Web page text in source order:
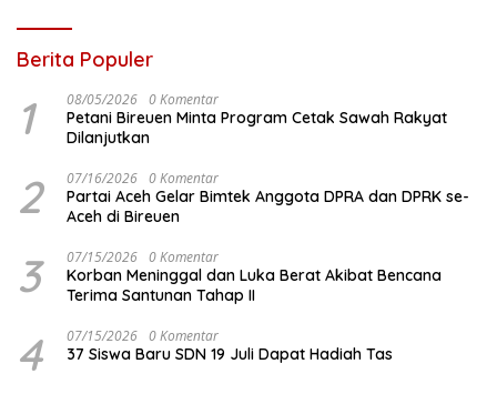
Berita Populer
1 08/05/2026 0 Komentar
Petani Bireuen Minta Program Cetak Sawah Rakyat
Dilanjutkan
2 07/16/2026 0 Komentar
Partai Aceh Gelar Bimtek Anggota DPRA dan DPRK se-
Aceh di Bireuen
3 07/15/2026 0 Komentar
Korban Meninggal dan Luka Berat Akibat Bencana
Terima Santunan Tahap II
4 07/15/2026 0 Komentar
37 Siswa Baru SDN 19 Juli Dapat Hadiah Tas